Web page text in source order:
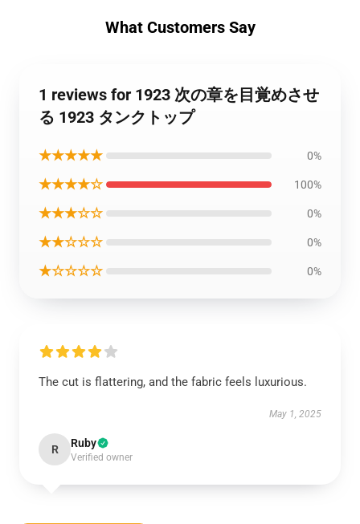
What Customers Say
1 reviews for 1923 次の章を目覚めさせ
る 1923 タンクトップ
★★★★★ 0%
★★★★☆ 100%
★★★☆☆ 0%
★★☆☆☆ 0%
★☆☆☆☆ 0%
The cut is flattering, and the fabric feels luxurious.
May 1, 2025
R Ruby
Verified owner